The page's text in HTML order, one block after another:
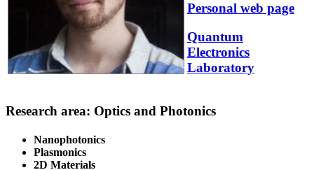
Personal web page
Quantum
Electronics
Laboratory
Research area: Optics and Photonics
Nanophotonics
Plasmonics
2D Materials